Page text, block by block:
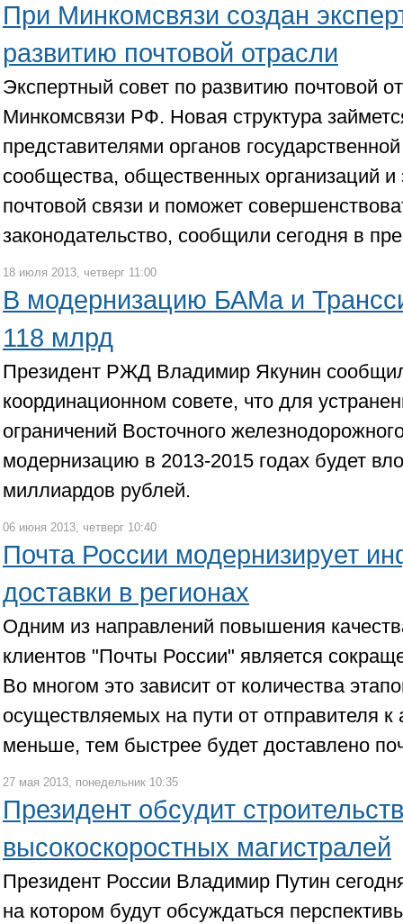
При Минкомсвязи создан
развитию почтовой отрасли
Экспертный совет по развитию почтовой
Минкомсвязи РФ. Новая структура
представителями органов
сообщества, общественных организаций и
почтовой связи и поможет
законодательство, сообщили сегодня в
18 июля 2013, четверг 11:00
В модернизацию БАМа и
118 млрд
Президент РЖД Владимир Якунин
координационном совете, что для
ограничений Восточного
модернизацию в 2013-2015 годах будет
миллиардов рублей.
06 июня 2013, четверг 10:40
Почта России модернизирует
доставки в регионах
Одним из направлений повышения
клиентов "Почты России" является
Во многом это зависит от количества
осуществляемых на пути от отправителя к
меньше, тем быстрее будет доставлено
27 мая 2013, понедельник 10:35
Президент обсудит
высокоскоростных магистралей
Президент России Владимир Путин
на котором будут обсуждаться